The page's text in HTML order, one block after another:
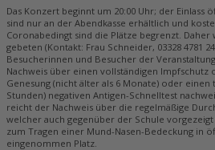
Das Konzert beginnt um 20:00 Uhr; der Einlass
sind nur an der Abendkasse erhältlich und
Coronabedingt sind die Plätze begrenzt.
gebeten (Kontakt: Frau Schneider, 03328 4781
Besucherinnen und Besucher der
Nachweis über einen vollständigen Impfschutz
Genesung (nicht älter als 6 Monate) oder einen
Stunden) negativen Antigen-Schnelltest
reicht der Nachweis über die regelmäßige
welcher auch gegenüber der Schule
zum Tragen einer Mund-Nasen-Bedeckung in
eingenommen Platz.